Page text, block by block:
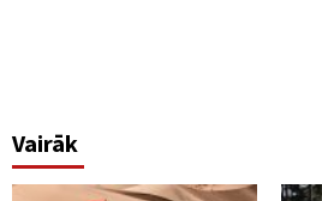
Vairāk